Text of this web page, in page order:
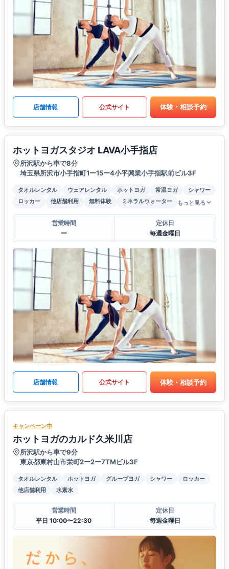
店舗情報 公式サイト 体験・相談予約
ホットヨガスタジオ LAVA小手指店
所沢駅から車で8分
埼玉県所沢市小手指町1ー15ー4小平興業小手指駅前ビル3F
タオルレンタル ウェアレンタル ホットヨガ 常温ヨガ
シャワー
ロッカー
他店舗利用 無料体験 ミネラルウォーター もっと見る
営業時間
ー
定休日
毎週金曜日
店舗情報 公式サイト 体験・相談予約
キャンペーン中
ホットヨガのカルド久米川店
所沢駅から車で9分
東京都東村山市栄町2ー2ー7TMビル3F
タオルレンタル ホットヨガ グループヨガ シャワー
ロッカー
他店舗利用
水素水
営業時間
平日 10:00〜22:30
定休日
毎週金曜日